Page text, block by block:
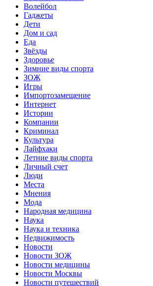
Волейбол
Гаджеты
Дети
Дом и сад
Еда
Звёзды
Здоровье
Зимние виды спорта
ЗОЖ
Игры
Импортозамещение
Интернет
Истории
Компании
Криминал
Культура
Лайфхаки
Летние виды спорта
Личный счет
Люди
Места
Мнения
Мода
Народная медицина
Наука
Наука и техника
Недвижимость
Новости
Новости ЗОЖ
Новости медицины
Новости Москвы
Новости путешествий